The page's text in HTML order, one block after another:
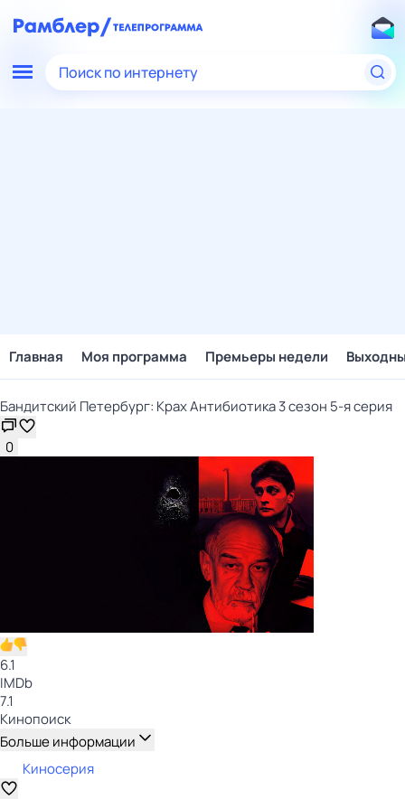
Поиск по интернету
Главная Моя программа Премьеры недели
Бандитский Петербург: Крах Антибиотика 3 сезон 5-я серия
0
6.1
IMDb
7.1
Кинопоиск
Больше информации
Киносерия